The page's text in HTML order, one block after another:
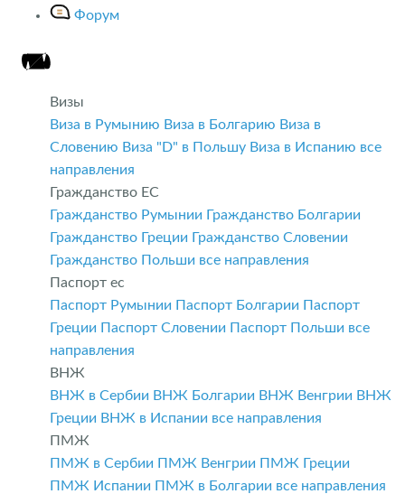
Форум
Визы
Виза в Румынию Виза в Болгарию Виза в
Словению Виза "D" в Польшу Виза в Испанию все
направления
Гражданство ЕС
Гражданство Румынии Гражданство Болгарии
Гражданство Греции Гражданство Словении
Гражданство Польши все направления
Паспорт ес
Паспорт Румынии Паспорт Болгарии Паспорт
Греции Паспорт Словении Паспорт Польши все
направления
ВНЖ
ВНЖ в Сербии ВНЖ Болгарии ВНЖ Венгрии ВНЖ
Греции ВНЖ в Испании все направления
ПМЖ
ПМЖ в Сербии ПМЖ Венгрии ПМЖ Греции
ПМЖ Испании ПМЖ в Болгарии все направления